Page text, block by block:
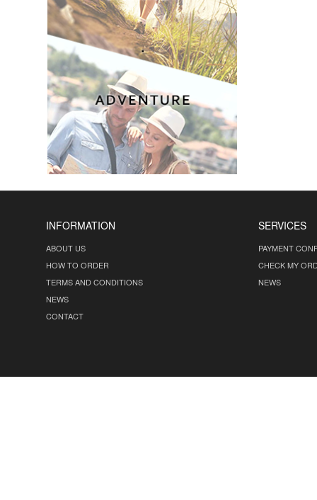
INFORMATION
ABOUT US
HOW TO ORDER
TERMS AND CONDITIONS
NEWS
CONTACT
SERVICES
PAYMENT
CHECK MY
NEWS